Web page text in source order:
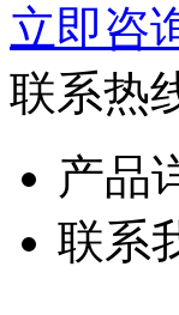
立即咨
联系热
产品
联系